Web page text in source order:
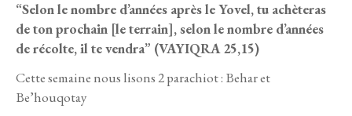
“Selon le nombre d’années après le Yovel, tu achèteras
de ton prochain [le terrain], selon le nombre d’années
de récolte, il te vendra” (VAYIQRA 25,15)
Cette semaine nous lisons 2 parachiot : Behar et
Be’houqotay